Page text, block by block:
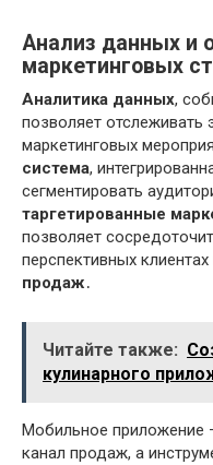
Анализ данных и
маркетинговых
Аналитика данных,
позволяет
маркетинговых
система,
сегментировать
таргетированные
позволяет
перспективных клиентах
продаж․
Читайте также:
кулинарного
Мобильное приложение
канал продаж, а